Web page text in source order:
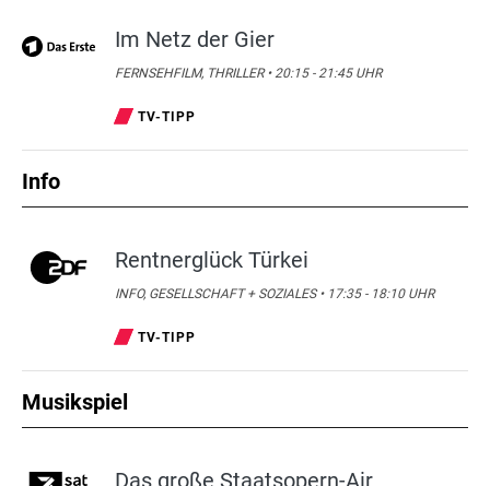
Im Netz der Gier
FERNSEHFILM, THRILLER • 20:15 - 21:45 UHR
TV-TIPP
Info
Rentnerglück Türkei
INFO, GESELLSCHAFT + SOZIALES • 17:35 - 18:10 UHR
TV-TIPP
Musikspiel
Das große Staatsopern-Air